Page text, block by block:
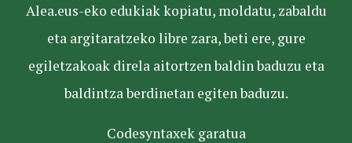
Alea.eus-eko edukiak kopiatu, moldatu, zabaldu
eta argitaratzeko libre zara, beti ere, gure
egiletzakoak direla aitortzen baldin baduzu eta
baldintza berdinetan egiten baduzu.
Codesyntaxek garatua